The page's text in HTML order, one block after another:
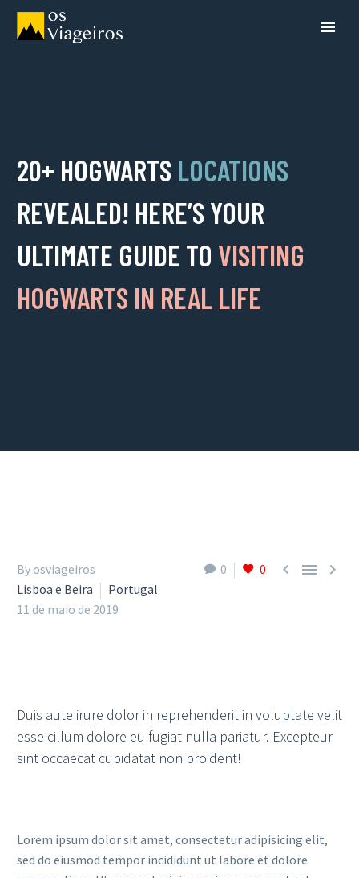
20+ HOGWARTS LOCATIONS
REVEALED! HERE’S YOUR
ULTIMATE GUIDE TO VISITING
HOGWARTS IN REAL LIFE
0 0   
By osviageiros
Lisboa e Beira
Portugal
11 de maio de 2019
Duis aute irure dolor in reprehenderit in voluptate velit
esse cillum dolore eu fugiat nulla pariatur. Excepteur
sint occaecat cupidatat non proident!
Lorem ipsum dolor sit amet, consectetur adipisicing elit,
sed do eiusmod tempor incididunt ut labore et dolore